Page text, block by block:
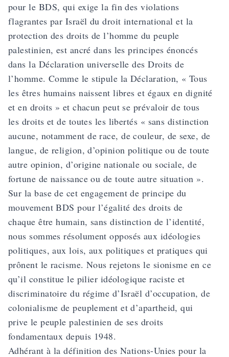
pour le BDS, qui exige la fin des violations
flagrantes par Israël du droit international et la
protection des droits de l’homme du peuple
palestinien, est ancré dans les principes énoncés
dans la Déclaration universelle des Droits de
l’homme. Comme le stipule la Déclaration, « Tous
les êtres humains naissent libres et égaux en dignité
et en droits » et chacun peut se prévaloir de tous
les droits et de toutes les libertés « sans distinction
aucune, notamment de race, de couleur, de sexe, de
langue, de religion, d’opinion politique ou de toute
autre opinion, d’origine nationale ou sociale, de
fortune de naissance ou de toute autre situation ».
Sur la base de cet engagement de principe du
mouvement BDS pour l’égalité des droits de
chaque être humain, sans distinction de l’identité,
nous sommes résolument opposés aux idéologies
politiques, aux lois, aux politiques et pratiques qui
prônent le racisme. Nous rejetons le sionisme en ce
qu’il constitue le pilier idéologique raciste et
discriminatoire du régime d’Israël d’occupation, de
colonialisme de peuplement et d’apartheid, qui
prive le peuple palestinien de ses droits
fondamentaux depuis 1948.
Adhérant à la définition des Nations-Unies pour la